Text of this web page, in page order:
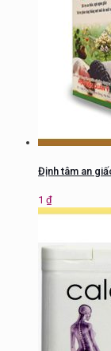
Định tâm an
1 ₫